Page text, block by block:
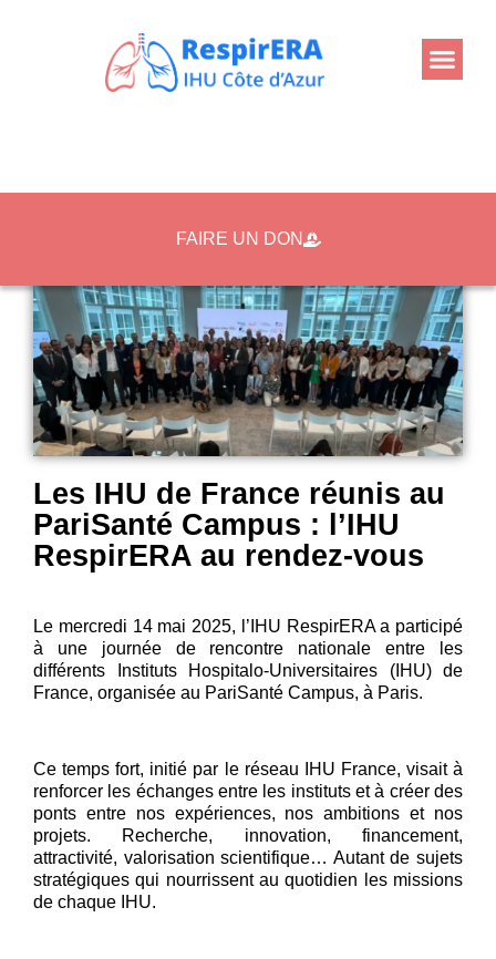
FAIRE UN DON
Retour
Les IHU de France réunis au
PariSanté Campus : l’IHU
RespirERA au rendez-vous
Le mercredi 14 mai 2025, l’IHU RespirERA a participé
à une journée de rencontre nationale entre les
différents Instituts Hospitalo-Universitaires (IHU) de
France, organisée au PariSanté Campus, à Paris.
Ce temps fort, initié par le réseau IHU France, visait à
renforcer les échanges entre les instituts et à créer des
ponts entre nos expériences, nos ambitions et nos
projets. Recherche, innovation, financement,
attractivité, valorisation scientifique… Autant de sujets
stratégiques qui nourrissent au quotidien les missions
de chaque IHU.